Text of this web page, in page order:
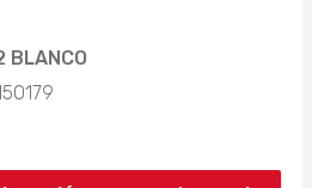
BLANCO